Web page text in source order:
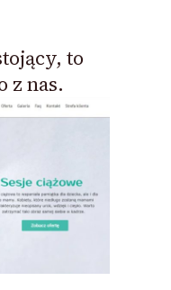
to
z nas.